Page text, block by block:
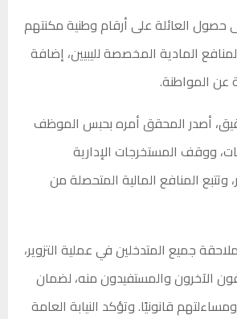
حصول العائلة على أرقام وطنية مكنتهم
المادية المخصصة لليبيين، إضافة
عن المواطنة.
أصدر المحقق أمره بحبس الموظف
ووقف المستخرجات الإدارية
وتتبع المنافع المالية المتحصلة من
جميع المتدخلين في عملية التزوير،
الآخرون والمستفيدون منه، لضمان
قانونيًا. وتؤكد النيابة العامة